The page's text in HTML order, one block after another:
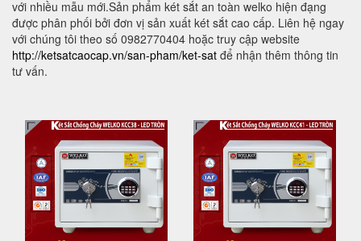
với nhiều mẫu mới.Sản phẩm két sắt an toàn welko hiện đạng
được phân phối bởi đơn vị sản xuất két sắt cao cấp. Liên hệ ngay
với chúng tôi theo số 0982770404 hoặc truy cập website
http://ketsatcaocap.vn/san-pham/ket-sat để nhận thêm thông tin
tư vấn.